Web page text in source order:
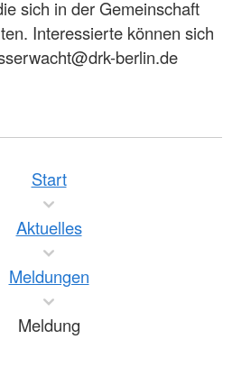
sich in der Gemeinschaft
Interessierte können sich
berlin.de
Start
Aktuelles
Meldungen
Meldung